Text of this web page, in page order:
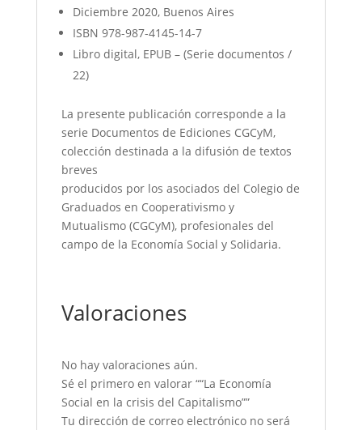
Diciembre 2020, Buenos Aires
ISBN 978-987-4145-14-7
Libro digital, EPUB – (Serie documentos /
22)
La presente publicación corresponde a la
serie Documentos de Ediciones CGCyM,
colección destinada a la difusión de textos
breves
producidos por los asociados del Colegio de
Graduados en Cooperativismo y
Mutualismo (CGCyM), profesionales del
campo de la Economía Social y Solidaria.
Valoraciones
No hay valoraciones aún.
Sé el primero en valorar ““La Economía
Social en la crisis del Capitalismo””
Tu dirección de correo electrónico no será